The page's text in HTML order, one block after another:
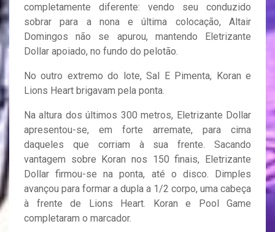
completamente diferente: vendo seu conduzido
sobrar para a nona e última colocação, Altair
Domingos não se apurou, mantendo Eletrizante
Dollar apoiado, no fundo do pelotão.
No outro extremo do lote, Sal E Pimenta, Koran e
Lions Heart brigavam pela ponta.
Na altura dos últimos 300 metros, Eletrizante Dollar
apresentou-se, em forte arremate, para cima
daqueles que corriam à sua frente. Sacando
vantagem sobre Koran nos 150 finais, Eletrizante
Dollar firmou-se na ponta, até o disco. Dimples
avançou para formar a dupla a 1/2 corpo, uma cabeça
à frente de Lions Heart. Koran e Pool Game
completaram o marcador.